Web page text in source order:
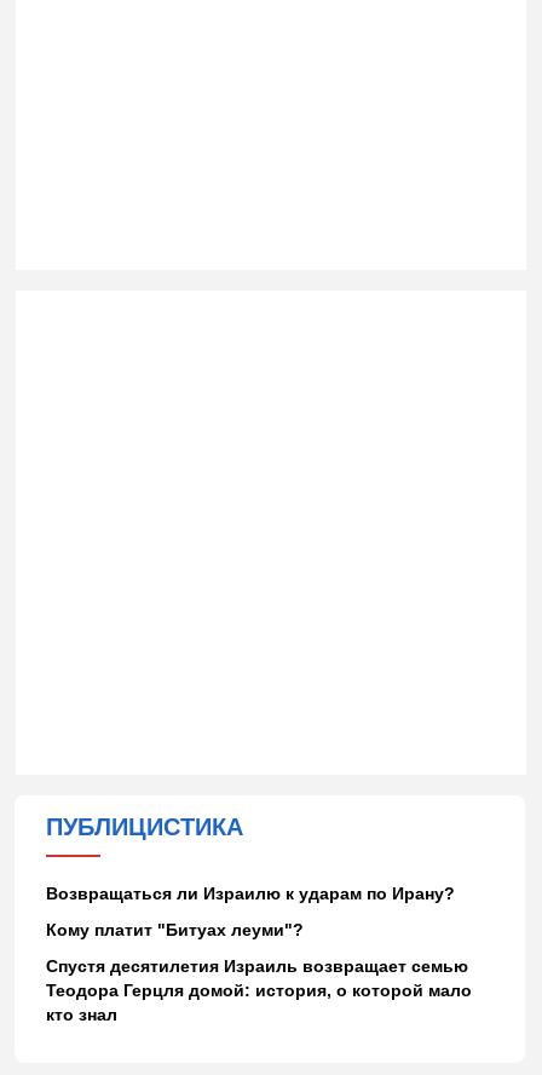
ПУБЛИЦИСТИКА
Возвращаться ли Израилю к ударам по Ирану?
Кому платит "Битуах леуми"?
Спустя десятилетия Израиль возвращает семью
Теодора Герцля домой: история, о которой мало
кто знал